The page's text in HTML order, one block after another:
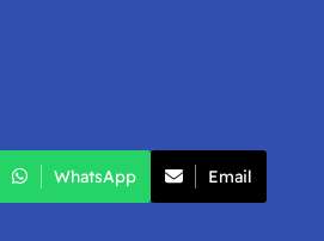
WhatsApp Email